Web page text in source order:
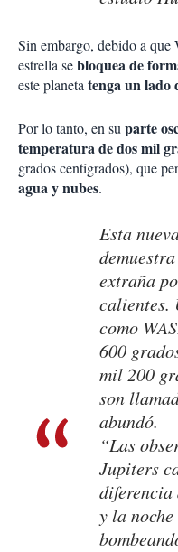
Sin embargo, debido a que
estrella sebloquea de
este planetatenga un lado
Por lo tanto, en suparte
temperatura de dos mil
grados centígrados), que
agua y nubes.
Esta
extraña
calientes.
como
600
mil 200
son
abundó.
“Las
Jupiters
diferencia
y la noche